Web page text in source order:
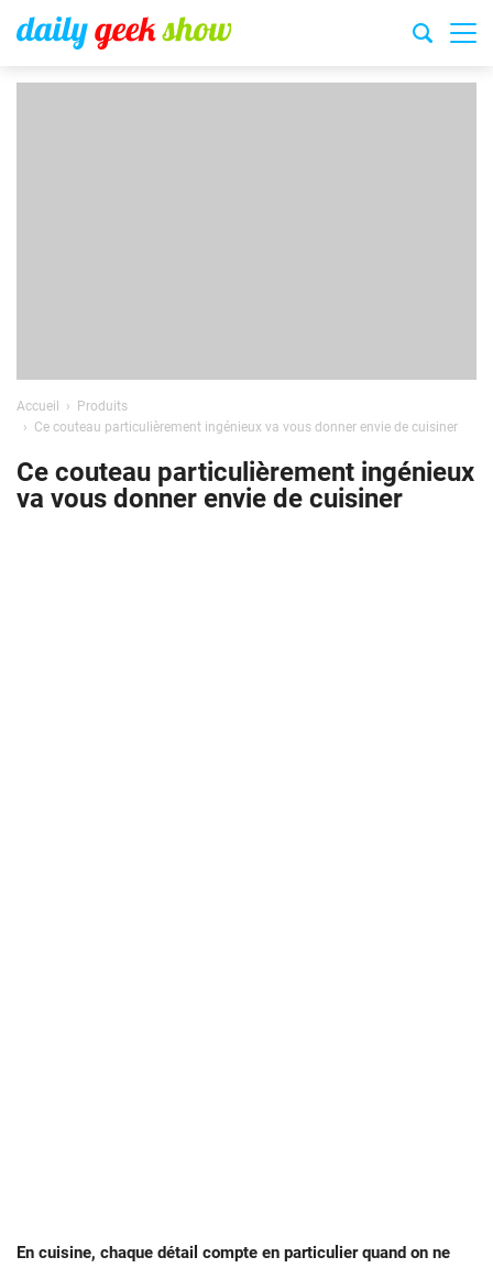
Accueil
Produits
Ce couteau particulièrement ingénieux va vous donner envie de cuisiner
Ce couteau particulièrement ingénieux
va vous donner envie de cuisiner
En cuisine, chaque détail compte en particulier quand on ne